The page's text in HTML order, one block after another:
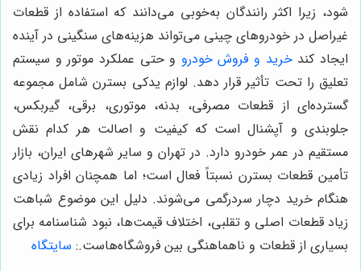
شود، زیرا اکثر رانندگان به‌خوبی می‌دانند که استفاده از قطعات
غیراصل در خودروهای چینی می‌تواند هزینه‌های سنگینی در آینده
ایجاد کندخرید و فروش خودرو و حتی عملکرد موتور و سیستم
تعلیق را تحت تأثیر قرار دهد. لوازم یدکی بسترن شامل مجموعه
گسترده‌ای از قطعات مصرفی، بدنه، موتوری، برقی، گیربکس،
جلوبندی و آپشنال است که کیفیت و اصالت هر کدام نقش
مستقیم در عمر خودرو دارد. در تهران و سایر شهرهای ایران، بازار
تأمین قطعات بسترن نسبتاً فعال است؛ اما همچنان افراد زیادی
هنگام خرید دچار سردرگمی می‌شوند. دلیل این موضوع شباهت
زیاد قطعات اصلی و تقلبی، اختلاف قیمت‌ها، نبود شناسنامه برای
بسیاری از قطعات و ناهماهنگی بین فروشگاه‌هاست.: سایتگاه